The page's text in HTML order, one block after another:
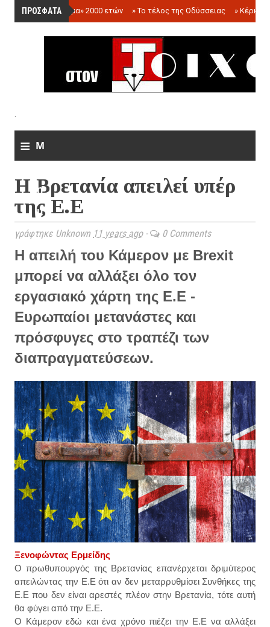
ΠΡΟΣΦΑΤΑ
»«Ολόγραμμα» 2000 ετών »Το τέλος της Οδύσσειας »
.
≡ M
n
u
Η Βρετανία απειλεί υπέρ
της Ε.Ε
γράφτηκε Unknown 11 years ago- 0 Comments
Η απειλή του Κάμερον με Brexit
μπορεί να αλλάξει όλο τον
εργασιακό χάρτη της Ε.Ε -
Ευρωπαίοι μετανάστες και
πρόσφυγες στο τραπέζι των
διαπραγματεύσεων.
Ξενοφώντας Ερμείδης
Ο πρωθυπουργός της Βρετανίας επανέρχεται δριμύτερος
απειλώντας την Ε.Ε ότι αν δεν μεταρρυθμίσει Συνθήκες της
Ε.Ε που δεν είναι αρεστές πλέον στην Βρετανία, τότε αυτή
θα φύγει από την Ε.Ε.
Ο Κάμερον εδώ και ένα χρόνο πιέζει την Ε.Ε να αλλάξει